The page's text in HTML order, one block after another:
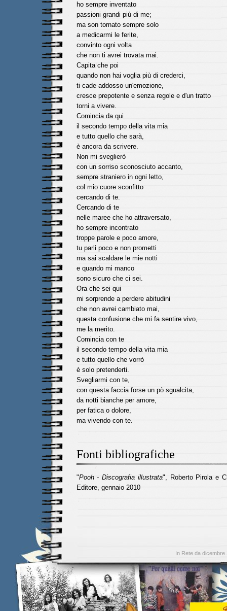
ho sempre inventato
passioni grandi più di me;
ma son tornato sempre solo
a medicarmi le ferite,
convinto ogni volta
che non ti avrei trovata mai.
Capita che poi
quando non hai voglia più di crederci,
ti cade addosso un'emozione,
cresce prepotente e senza regole e d'un tratto
torni a vivere.
Comincia da qui
il secondo tempo della vita mia
e tutto quello che sarà,
è ancora da scrivere.
Non mi sveglierò
con un sorriso sconosciuto accanto,
sempre straniero in ogni letto,
col mio cuore sconfitto
cercando di te.
Cercando di te
nelle maree che ho attraversato,
ho sempre incontrato
troppe parole e poco amore,
tu parli poco e non prometti
ma sai scaldare le mie notti
e quando mi manco
sono sicuro che ci sei.
Ora che sei qui
mi sorprende a perdere abitudini
che non avrei cambiato mai,
questa confusione che mi fa sentire vivo,
me la merito.
Comincia con te
il secondo tempo della vita mia
e tutto quello che vorrò
è solo pretenderti.
Svegliarmi con te,
con questa faccia forse un pò sgualcita,
da notti bianche per amore,
per fatica o dolore,
ma vivendo con te.
Fonti bibliografiche
"Pooh - Discografia illustrata", Roberto Pirola e
Editore, gennaio 2010
In Rete da dicembre